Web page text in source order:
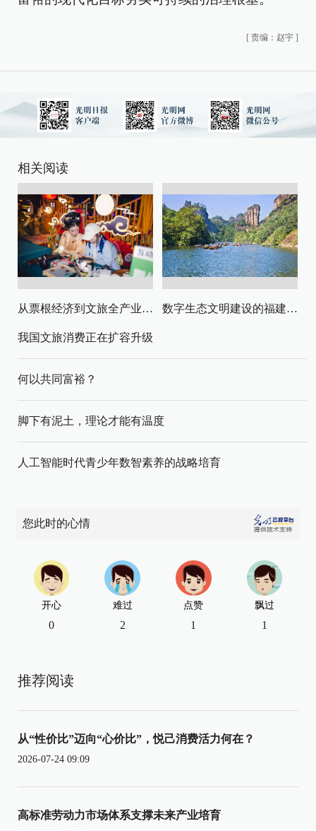
[ 责编：赵宇 ]
相关阅读
从票根经济到文旅全产业链升级 数字生态文明建设的福建路径与启示
我国文旅消费正在扩容升级
何以共同富裕？
脚下有泥土，理论才能有温度
人工智能时代青少年数智素养的战略培育
您此时的心情
开心
0
难过
2
点赞
1
飘过
1
推荐阅读
从“性价比”迈向“心价比”，悦己消费活力何在？
2026-07-24 09:09
高标准劳动力市场体系支撑未来产业培育